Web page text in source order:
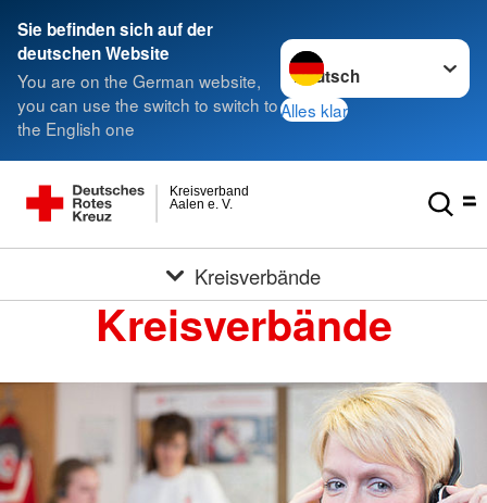
Sie befinden sich auf der
deutschen Website
You are on the German website,
you can use the switch to switch to
the English one
Sprache wechseln zu
Alles klar
Aalen e. V.
Kreisverband
Kreisverbände
Kreisverbände